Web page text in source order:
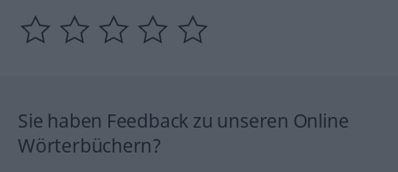
Sie haben Feedback zu unseren Online
Wörterbüchern?